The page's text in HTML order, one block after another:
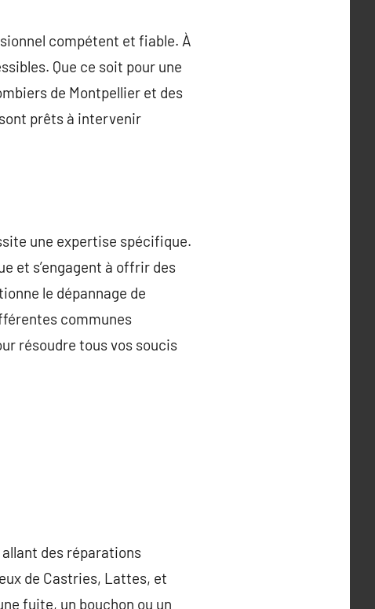
compétent et fiable. À
Que ce soit pour une
de Montpellier et des
prêts à intervenir
une expertise spécifique.
et s’engagent à offrir des
le dépannage de
communes
résoudre tous vos soucis
des réparations
de Castries, Lattes, et
fuite, un bouchon ou un